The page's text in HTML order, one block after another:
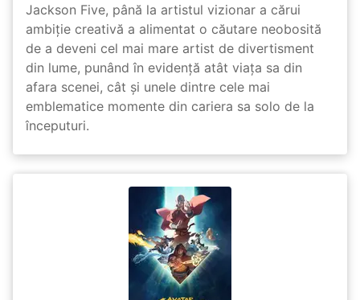
Jackson Five, până la artistul vizionar a cărui
ambiție creativă a alimentat o căutare neobosită
de a deveni cel mai mare artist de divertisment
din lume, punând în evidență atât viața sa din
afara scenei, cât și unele dintre cele mai
emblematice momente din cariera sa solo de la
începuturi.